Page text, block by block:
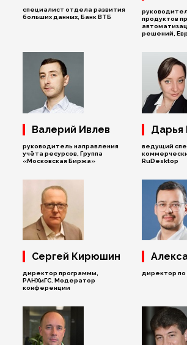
специалист отдела развития
больших данных, Банк ВТБ
продуктов
решений,
Валерий Ивлев
руководитель направления
учёта ресурсов, Группа
«Московская Биржа»
Дарья
ведущий
RuDesktop
Сергей Кирюшин
директор программы,
РАНХиГС. Модератор
конференции
директор